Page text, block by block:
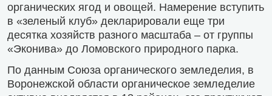
органических ягод и овощей. Намерение вступить
в «зеленый клуб» декларировали еще три
десятка хозяйств разного масштаба – от группы
«Эконива» до Ломовского природного парка.
По данным Союза органического земледелия, в
Воронежской области органическое земледелие